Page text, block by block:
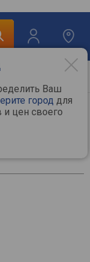
Ваш
город для
и цен своего
Мониторы/